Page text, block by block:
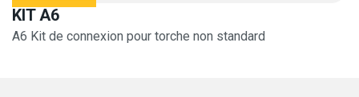
KIT A6
A6 Kit de connexion pour torche non standard